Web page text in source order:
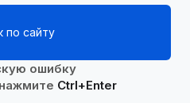
по сайту
ошибку
Ctrl+Enter